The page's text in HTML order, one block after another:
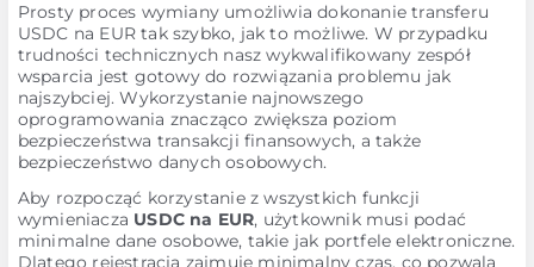
Prosty proces wymiany umożliwia dokonanie transferu
USDC na EUR tak szybko, jak to możliwe. W przypadku
trudności technicznych nasz wykwalifikowany zespół
wsparcia jest gotowy do rozwiązania problemu jak
najszybciej. Wykorzystanie najnowszego
oprogramowania znacząco zwiększa poziom
bezpieczeństwa transakcji finansowych, a także
bezpieczeństwo danych osobowych.
Aby rozpocząć korzystanie z wszystkich funkcji
wymieniacza USDC na EUR, użytkownik musi podać
minimalne dane osobowe, takie jak portfele elektroniczne.
Dlatego rejestracja zajmuje minimalny czas, co pozwala